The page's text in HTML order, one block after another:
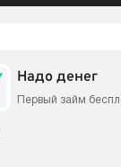
Надо денег
Первый займ